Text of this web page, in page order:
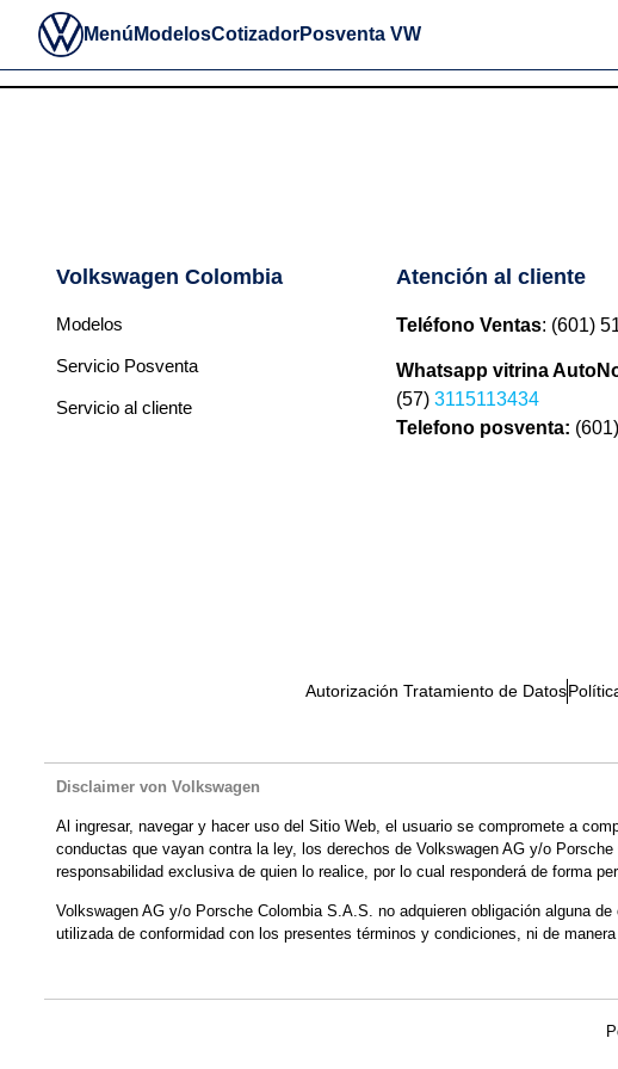
Menú ModelosCotizadorPosventa VW
Categorías modelos:
Volkswagen Colombia
Modelos
Servicio Posventa
Servicio al cliente
Atención al cliente
Teléfono Ventas: (601)
Whatsapp vitrina
(57) 3115113434
Telefono posventa:
Autorización Tratamiento de Datos
Disclaimer von Volkswagen
Al ingresar, navegar y hacer uso del Sitio Web, el usuario se compromete a
conductas que vayan contra la ley, los derechos de Volkswagen AG y/o
responsabilidad exclusiva de quien lo realice, por lo cual responderá de forma
Volkswagen AG y/o Porsche Colombia S.A.S. no adquieren obligación alguna
utilizada de conformidad con los presentes términos y condiciones, ni de